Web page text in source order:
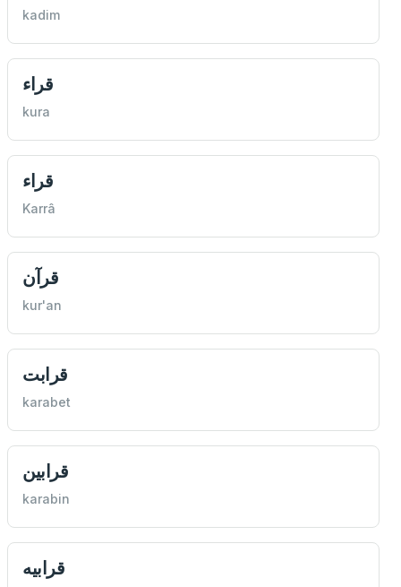
kadim
قراء
kura
قراء
Karrâ
قرآن
kur'an
قرابت
karabet
قرابین
karabin
قرابيه